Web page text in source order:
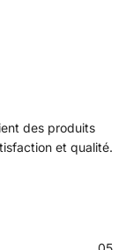
des produits
et qualité.